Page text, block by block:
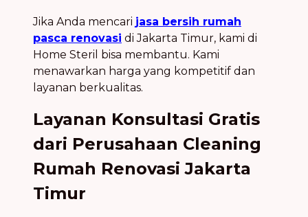
Jika Anda mencari jasa bersih rumah
pasca renovasi di Jakarta Timur, kami di
Home Steril bisa membantu. Kami
menawarkan harga yang kompetitif dan
layanan berkualitas.
Layanan Konsultasi Gratis
dari Perusahaan Cleaning
Rumah Renovasi Jakarta
Timur